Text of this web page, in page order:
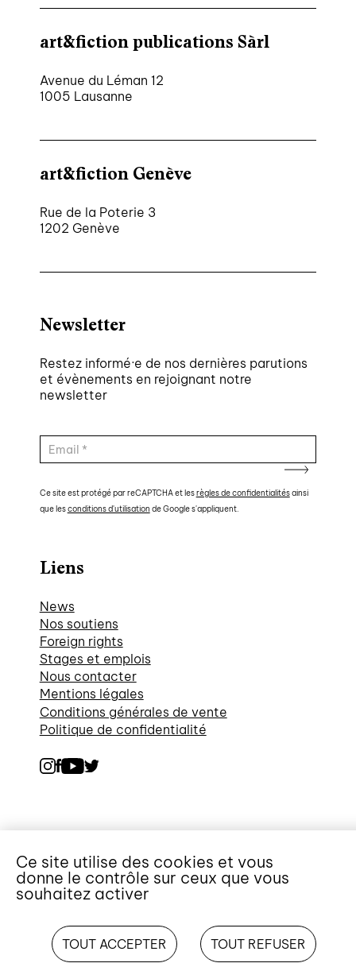
art&fiction publications Sàrl
Avenue du Léman 12
1005 Lausanne
art&fiction Genève
Rue de la Poterie 3
1202 Genève
Newsletter
Restez informé·e de nos dernières parutions
et évènements en rejoignant notre
newsletter
Ce site est protégé par reCAPTCHA et lesrègles de confidentialitésainsi
que lesconditions d'utilisation de Google s'appliquent.
Liens
News
Nos soutiens
Foreign rights
Stages et emplois
Nous contacter
Mentions légales
Conditions générales de vente
Politique de confidentialité
Ce site utilise des cookies et vous
donne le contrôle sur ceux que vous
souhaitez activer
TOUT ACCEPTER TOUT REFUSER